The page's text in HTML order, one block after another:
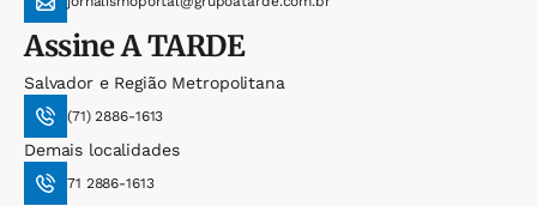
AssineA TARDE
Salvador e Região Metropolitana
(71) 2886-1613
Demais localidades
71 2886-1613